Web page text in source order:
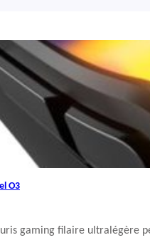
O3
gaming filaire ultralégère